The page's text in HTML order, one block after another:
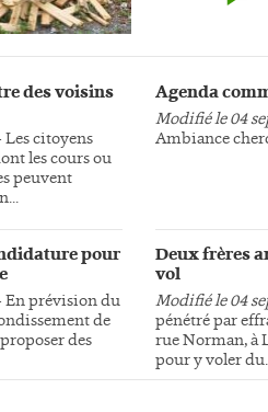
des voisins
citoyens
les cours ou
peuvent
pour
En prévision du
de
des
Agenda
Modifié le 04
Ambiance
Deux frères
vol
Modifié le 04
pénétré par
rue Norman, à
pour y voler